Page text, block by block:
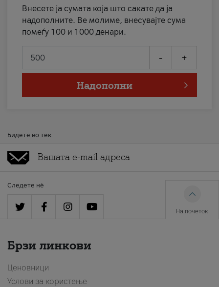
Внесете ја сумата која што сакате да ја
надополните. Ве молиме, внесувајте сума
помеѓу 100 и 1000 денари.
- +
Надополни
Бидете во тек
Следете нè
На почеток
Брзи линкови
Ценовници
Услови за користење